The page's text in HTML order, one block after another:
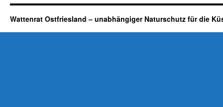
Wattenrat Ostfriesland – unabhängiger Naturschutz für die